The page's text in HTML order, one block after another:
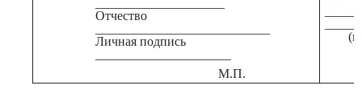
Отчество
Личная подпись
М.П.